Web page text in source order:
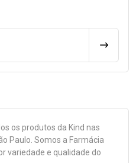
os produtos da Kind nas
Paulo. Somos a Farmácia
variedade e qualidade do